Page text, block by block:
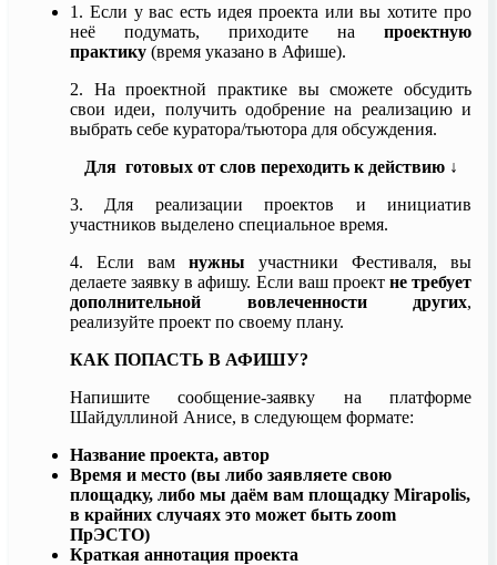
1. Если у вас есть идея проекта или вы хотите про
неё подумать, приходите на проектную
практику (время указано в Афише).
2. На проектной практике вы сможете обсудить
свои идеи, получить одобрение на реализацию и
выбрать себе куратора/тьютора для обсуждения.
Для готовых от слов переходить к действию ↓
3.
Для реализации проектов и инициатив
участников выделено специальное время.
4. Если вам нужны участники Фестиваля, вы
делаете заявку в афишу. Если ваш проект не требует
дополнительной вовлеченности других,
реализуйте проект по своему плану.
КАК ПОПАСТЬ В АФИШУ?
Напишите сообщение-заявку на платформе
Шайдуллиной Анисе, в следующем формате:
Название проекта, автор
Время и место (вы либо заявляете свою
площадку, либо мы даём вам площадку Mirapolis,
в крайних случаях это может быть zoom
ПрЭСТО)
Краткая аннотация проекта